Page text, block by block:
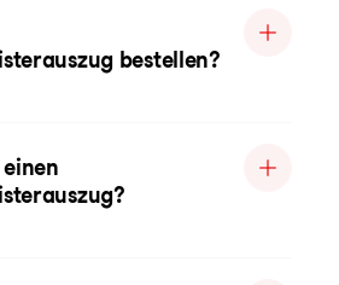
bestellen?